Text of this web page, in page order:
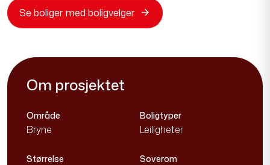
Se boliger med boligvelger
Om prosjektet
Område
Bryne
Boligtyper
Leiligheter
Størrelse Soverom